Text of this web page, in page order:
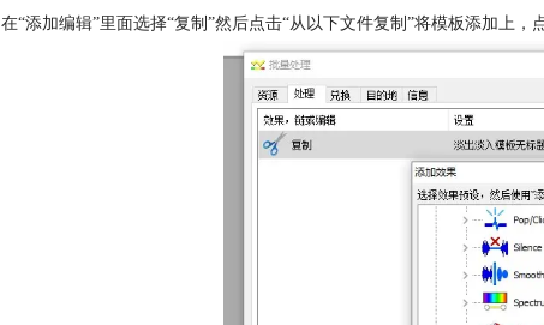
在“添加编辑”里面选择“复制”然后点击“从以下文件复制”将模板添加上，